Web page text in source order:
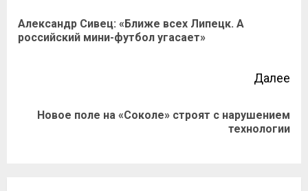
Александр Сивец: «Ближе всех Липецк. А
российский мини-футбол угасает»
Далее
Новое поле на «Соколе» строят с нарушением
технологии